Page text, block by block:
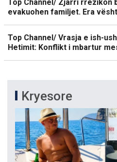
Top Channel/ Zjarri rrezikon
evakuohen familjet. Era
Top Channel/ Vrasja e ish-
Hetimit: Konflikt i mbartur
Kryesore